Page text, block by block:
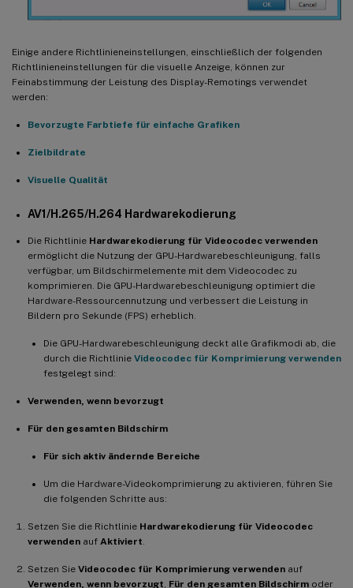
Einige andere Richtlinieneinstellungen, einschließlich der folgenden
Richtlinieneinstellungen für die visuelle Anzeige, können zur
Feinabstimmung der Leistung des Display-Remotings verwendet
werden:
Bevorzugte Farbtiefe für einfache Grafiken
Zielbildrate
Visuelle Qualität
AV1/H.265/H.264 Hardwarekodierung
Die Richtlinie Hardwarekodierung für Videocodec verwenden
ermöglicht die Nutzung der GPU-Hardwarebeschleunigung, falls
verfügbar, um Bildschirmelemente mit dem Videocodec zu
komprimieren. Die GPU-Hardwarebeschleunigung optimiert die
Hardware-Ressourcennutzung und verbessert die Leistung in
Bildern pro Sekunde (FPS) erheblich.
Die GPU-Hardwarebeschleunigung deckt alle Grafikmodi ab, die
durch die Richtlinie Videocodec für Komprimierung verwenden
festgelegt sind:
Verwenden, wenn bevorzugt
Für den gesamten Bildschirm
Für sich aktiv ändernde Bereiche
Um die Hardware-Videokomprimierung zu aktivieren, führen Sie
die folgenden Schritte aus:
Setzen Sie die Richtlinie Hardwarekodierung für Videocodec
verwenden auf Aktiviert.
Setzen Sie Videocodec für Komprimierung verwenden auf
Verwenden, wenn bevorzugt, Für den gesamten Bildschirm oder